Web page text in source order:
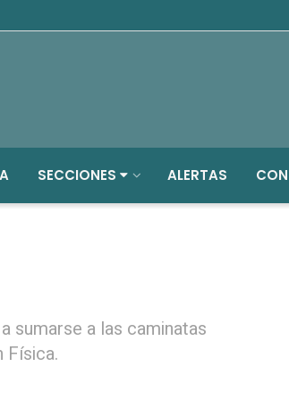
SECCIONES ALERTAS
sumarse a las caminatas
Física.